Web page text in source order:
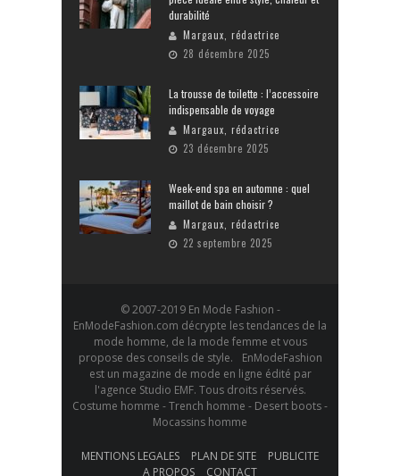
durabilité
Margaux, rédactrice
28 décembre 2025
La trousse de toilette : l’accessoire
indispensable de voyage
Margaux, rédactrice
23 décembre 2025
Week-end spa en automne : quel
maillot de bain choisir ?
Margaux, rédactrice
22 septembre 2025
© 2007-2019 En Mode Fashion -
EnModeFashion.com décrypte les tendances de la
mode homme, de la mode femme et vous
propose des conseils de style. EnModeFashion
est un magazine de mode en ligne édité par
l'agence Studio EMF. Tous droits réservés.
Costume homme - Trench homme - Desert boots -
Mocassins homme
MENTIONS LEGALES PLAN DE SITE
PUBLICITE
A PROPOS
CONTACT